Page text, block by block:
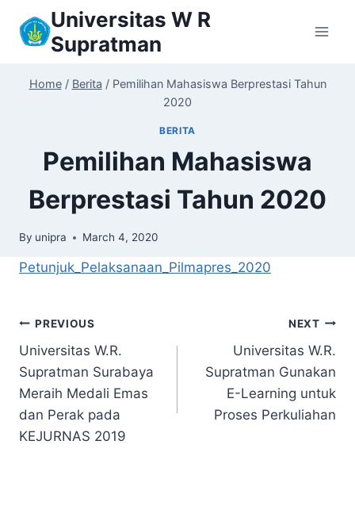
Universitas W R
Supratman
Home / Berita / Pemilihan Mahasiswa Berprestasi Tahun
2020
BERITA
Pemilihan Mahasiswa
Berprestasi Tahun 2020
By unipra March 4, 2020
Petunjuk_Pelaksanaan_Pilmapres_2020
Post
navigation
PREVIOUS
Universitas W.R.
Supratman Surabaya
Meraih Medali Emas
dan Perak pada
KEJURNAS 2019
NEXT
Universitas W.R.
Supratman Gunakan
E-Learning untuk
Proses Perkuliahan